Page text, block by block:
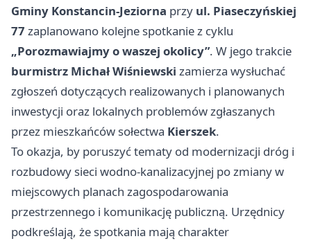
Gminy Konstancin-Jeziorna przy ul. Piaseczyńskiej
77 zaplanowano kolejne spotkanie z cyklu
„Porozmawiajmy o waszej okolicy”. W jego trakcie
burmistrz Michał Wiśniewski zamierza wysłuchać
zgłoszeń dotyczących realizowanych i planowanych
inwestycji oraz lokalnych problemów zgłaszanych
przez mieszkańców sołectwa Kierszek.
To okazja, by poruszyć tematy od modernizacji dróg i
rozbudowy sieci wodno-kanalizacyjnej po zmiany w
miejscowych planach zagospodarowania
przestrzennego i komunikację publiczną. Urzędnicy
podkreślają, że spotkania mają charakter